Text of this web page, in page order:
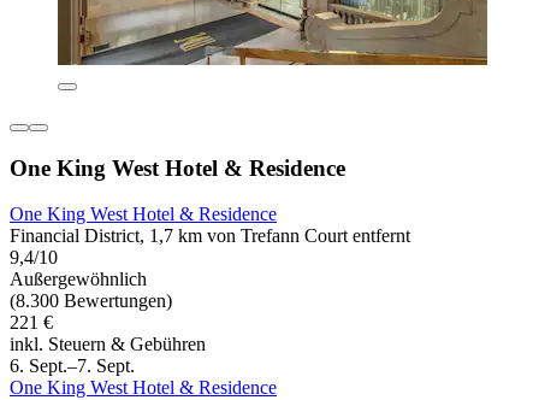
One King West Hotel & Residence
One King West Hotel & Residence
Financial District, 1,7 km von Trefann Court entfernt
9,4/10
Außergewöhnlich
(8.300 Bewertungen)
221 €
inkl. Steuern & Gebühren
6. Sept.–7. Sept.
One King West Hotel & Residence